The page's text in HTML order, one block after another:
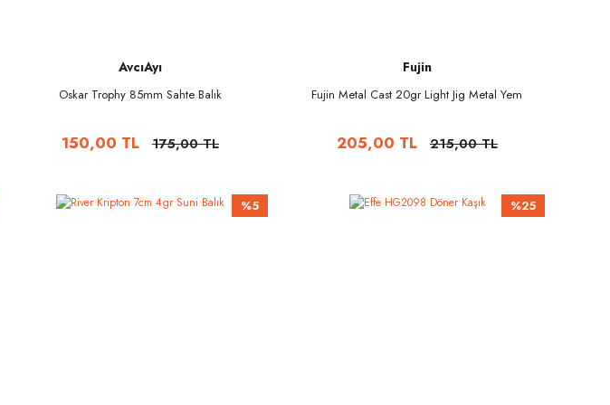
AvcıAyı
Oskar Trophy 85mm Sahte Balık
150,00 TL 175,00 TL
Fujin
Fujin Metal Cast 20gr Light Jig Metal Yem
205,00 TL 215,00 TL
%5 %25